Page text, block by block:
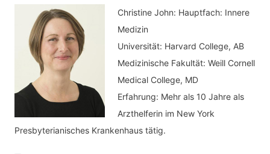
Christine John: Hauptfach: Innere
Medizin
Universität: Harvard College, AB
Medizinische Fakultät: Weill Cornell
Medical College, MD
Erfahrung: Mehr als 10 Jahre als
Arzthelferin im New York
Presbyterianisches Krankenhaus tätig.